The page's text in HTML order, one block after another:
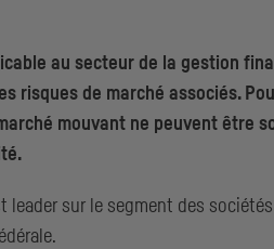
au secteur de la gestion
risques de marché associés.
mouvant ne peuvent être
leader sur le segment des